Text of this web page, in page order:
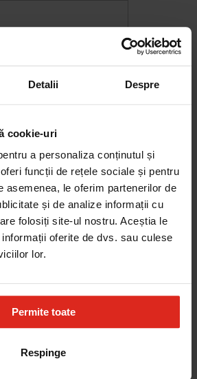
Detalii Despre
cookie-uri
a personaliza conținutul și
funcții de rețele sociale și pentru
asemenea, le oferim partenerilor de
și de analize informații cu
folosiți site-ul nostru. Aceștia le
oferite de dvs. sau culese
lor.
Permite toate
Respinge
610-60
Pret special 2.318,70 RON